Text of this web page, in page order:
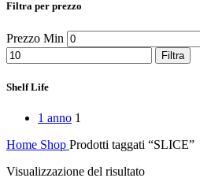
Peperoncino
Prodotti da forno
Rafano
Semi
Sott’oli e conserve
Sughi pronti e passate
Vari
Vino e liquori
Zafferano
Zuppe secche e pronte
Filtra per prezzo
Prezzo Min
Filtra
Shelf Life
1 anno 1
Home Shop Prodotti taggati “SLICE”
Visualizzazione del risultato